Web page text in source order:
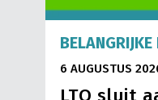
6 AUGUSTUS
LTO sluit